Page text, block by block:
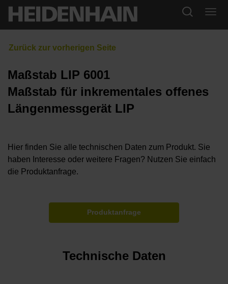
Maßstab LIP 6001
Maßstab für inkrementales offenes
Längenmessgerät LIP
Hier finden Sie alle technischen Daten zum Produkt. Sie
haben Interesse oder weitere Fragen? Nutzen Sie einfach
die Produktanfrage.
Produktanfrage
Technische Daten